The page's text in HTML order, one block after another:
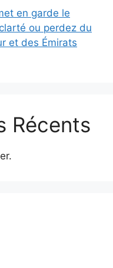
en garde le
ou perdez du
et des Émirats
Récents